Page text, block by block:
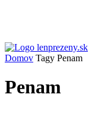
Domov Tagy Penam
Penam